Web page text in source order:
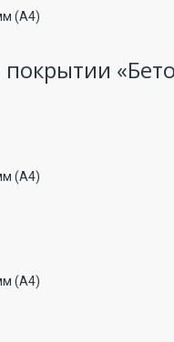
(А4)
(А4)
(А4)